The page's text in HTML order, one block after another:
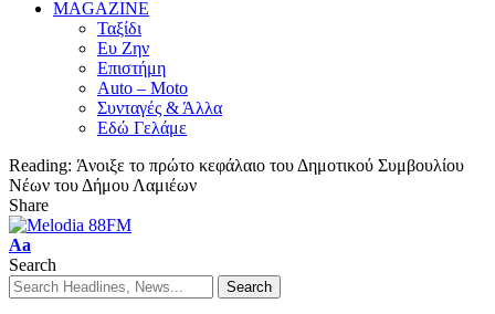
MAGAZINE
Ταξίδι
Ευ Ζην
Επιστήμη
Auto – Moto
Συνταγές & Άλλα
Εδώ Γελάμε
Reading: Άνοιξε το πρώτο κεφάλαιο του Δημοτικού Συμβουλίου
Νέων του Δήμου Λαμιέων
Share
Aa
Search